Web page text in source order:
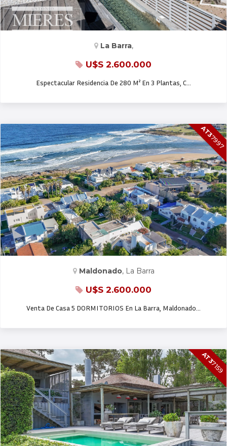
CASA EN VENTA Y ALQ. TEMP.
La Barra,
U$S 2.600.000
Espectacular Residencia De 280 M² En 3 Plantas, C…
AT3
7997
CASA EN VENTA
Maldonado, La Barra
U$S 2.600.000
Venta De Casa 5 DORMITORIOS En La Barra, Maldonado…
AT3
7159